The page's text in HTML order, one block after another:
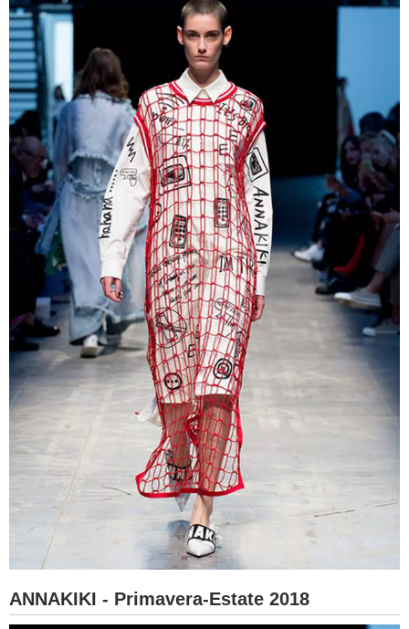
ANNAKIKI - Primavera-Estate 2018